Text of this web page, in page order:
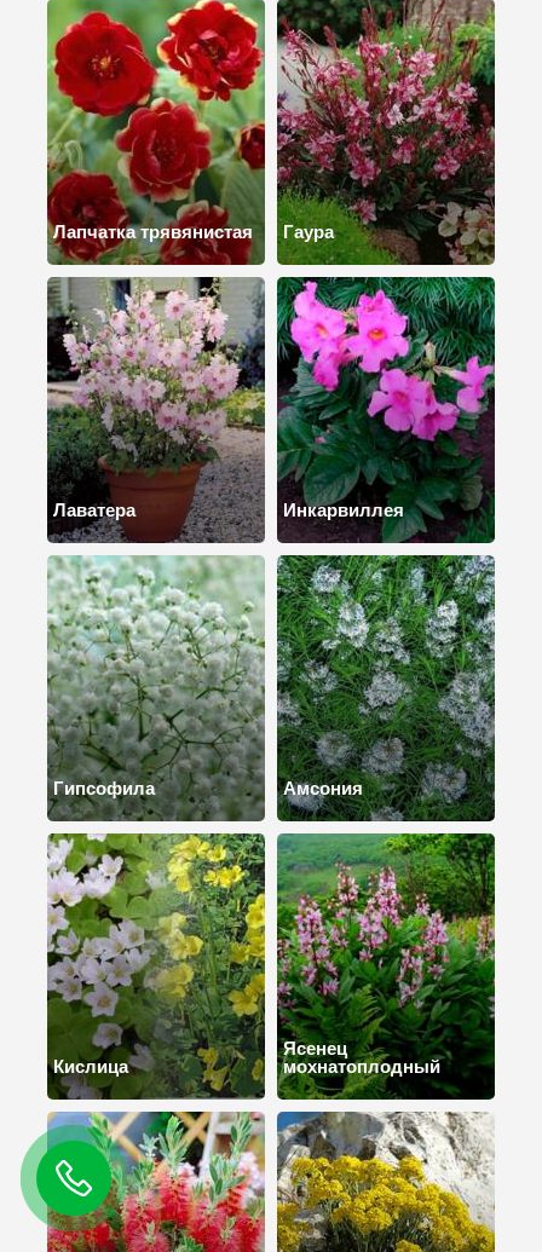
Лапчатка трявянистая Гаура
Лаватера Инкарвиллея
Гипсофила Амсония
Кислица
Ясенец
мохнатоплодный